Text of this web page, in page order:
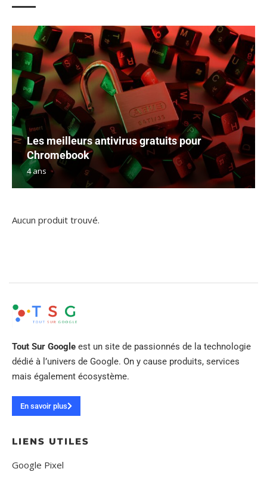
Les meilleurs antivirus gratuits pour
Chromebook
4 ans
Aucun produit trouvé.
Tout Sur Google est un site de passionnés de la technologie
dédié à l’univers de Google. On y cause produits, services
mais également écosystème.
En savoir plus
LIENS UTILES
Google Pixel